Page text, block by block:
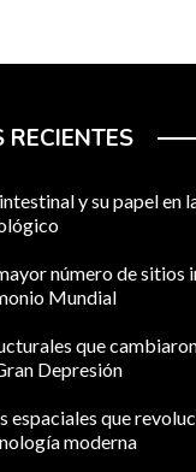
y su papel en
número de sitios
Mundial
que
Depresión
espaciales que
moderna